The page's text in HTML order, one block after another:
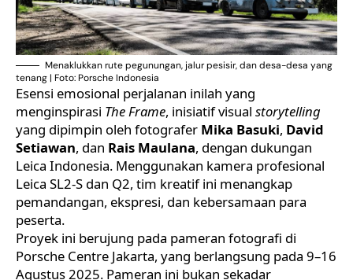
Menaklukkan rute pegunungan, jalur pesisir, dan desa-desa yang
tenang | Foto: Porsche Indonesia
Esensi emosional perjalanan inilah yang
menginspirasi The Frame, inisiatif visual storytelling
yang dipimpin oleh fotografer Mika Basuki, David
Setiawan, dan Rais Maulana, dengan dukungan
Leica Indonesia. Menggunakan kamera profesional
Leica SL2-S dan Q2, tim kreatif ini menangkap
pemandangan, ekspresi, dan kebersamaan para
peserta.
Proyek ini berujung pada pameran fotografi di
Porsche Centre Jakarta, yang berlangsung pada 9–16
Agustus 2025. Pameran ini bukan sekadar